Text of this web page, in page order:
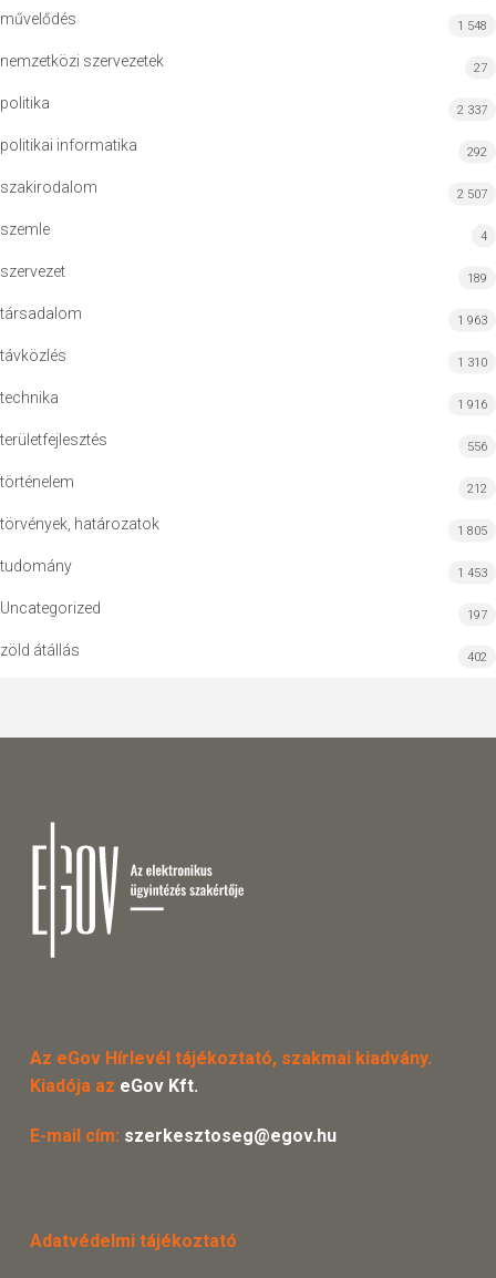
művelődés 1 548
nemzetközi szervezetek 27
politika 2 337
politikai informatika 292
szakirodalom 2 507
szemle 4
szervezet 189
társadalom 1 963
távközlés 1 310
technika 1 916
területfejlesztés 556
történelem 212
törvények, határozatok 1 805
tudomány 1 453
Uncategorized 197
zöld átállás 402
Az eGov Hírlevél tájékoztató, szakmai kiadvány.
Kiadója az eGov Kft.
E-mail cím: szerkesztoseg@egov.hu
Adatvédelmi tájékoztató